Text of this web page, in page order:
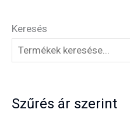
Keresés
Szűrés ár szerint